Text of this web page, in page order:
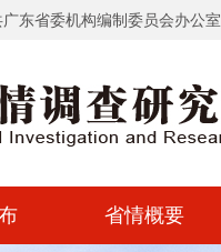
东省委机构编制委员会办公室
省情概要